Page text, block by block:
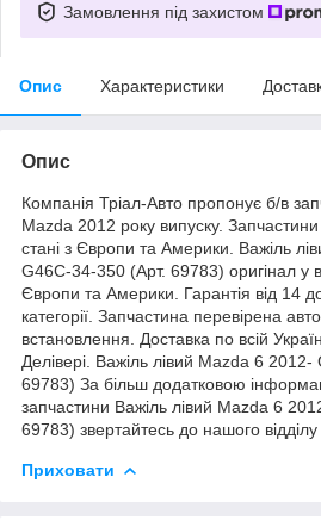
Замовлення під захистом
Опис Характеристики
Опис
Компанія Тріал-Авто пропонує б/в
Mazda 2012 року випуску. Запчастини
стані з Європи та Америки. Важіль
G46C-34-350 (Арт. 69783) оригінал у
Європи та Америки. Гарантія від 14
категорії. Запчастина перевірена
встановлення. Доставка по всій
Делівері. Важіль лівий Mazda 6
69783) За більш додатковою
запчастини Важіль лівий Mazda 6
69783) звертайтесь до нашого
Приховати